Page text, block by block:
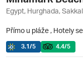
Egypt, Hurghada,
Přímo u pláže , Hotely
3.1/5 4.4/5